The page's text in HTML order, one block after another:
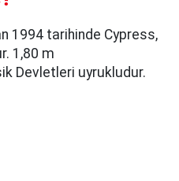
1994 tarihinde Cypress,
1,80 m
Devletleri uyrukludur.